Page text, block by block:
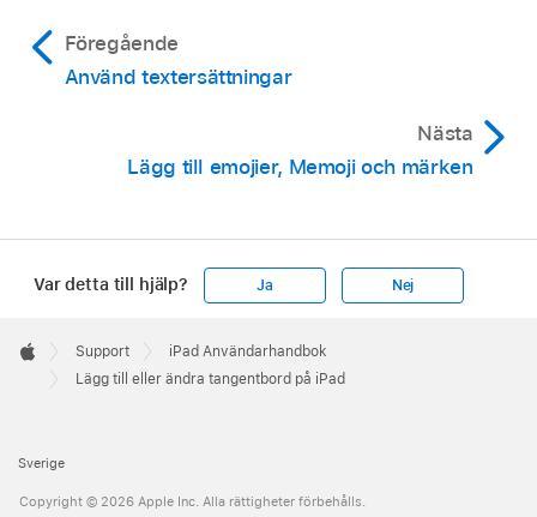
Föregående
Använd textersättningar
Nästa
Lägg till emojier, Memoji och märken
Var detta till hjälp? Ja Nej
Footer

Apple
Support
iPad Användarhandbok
Lägg till eller ändra tangentbord på iPad
Sverige
Copyright © 2026 Apple Inc. Alla rättigheter förbehålls.